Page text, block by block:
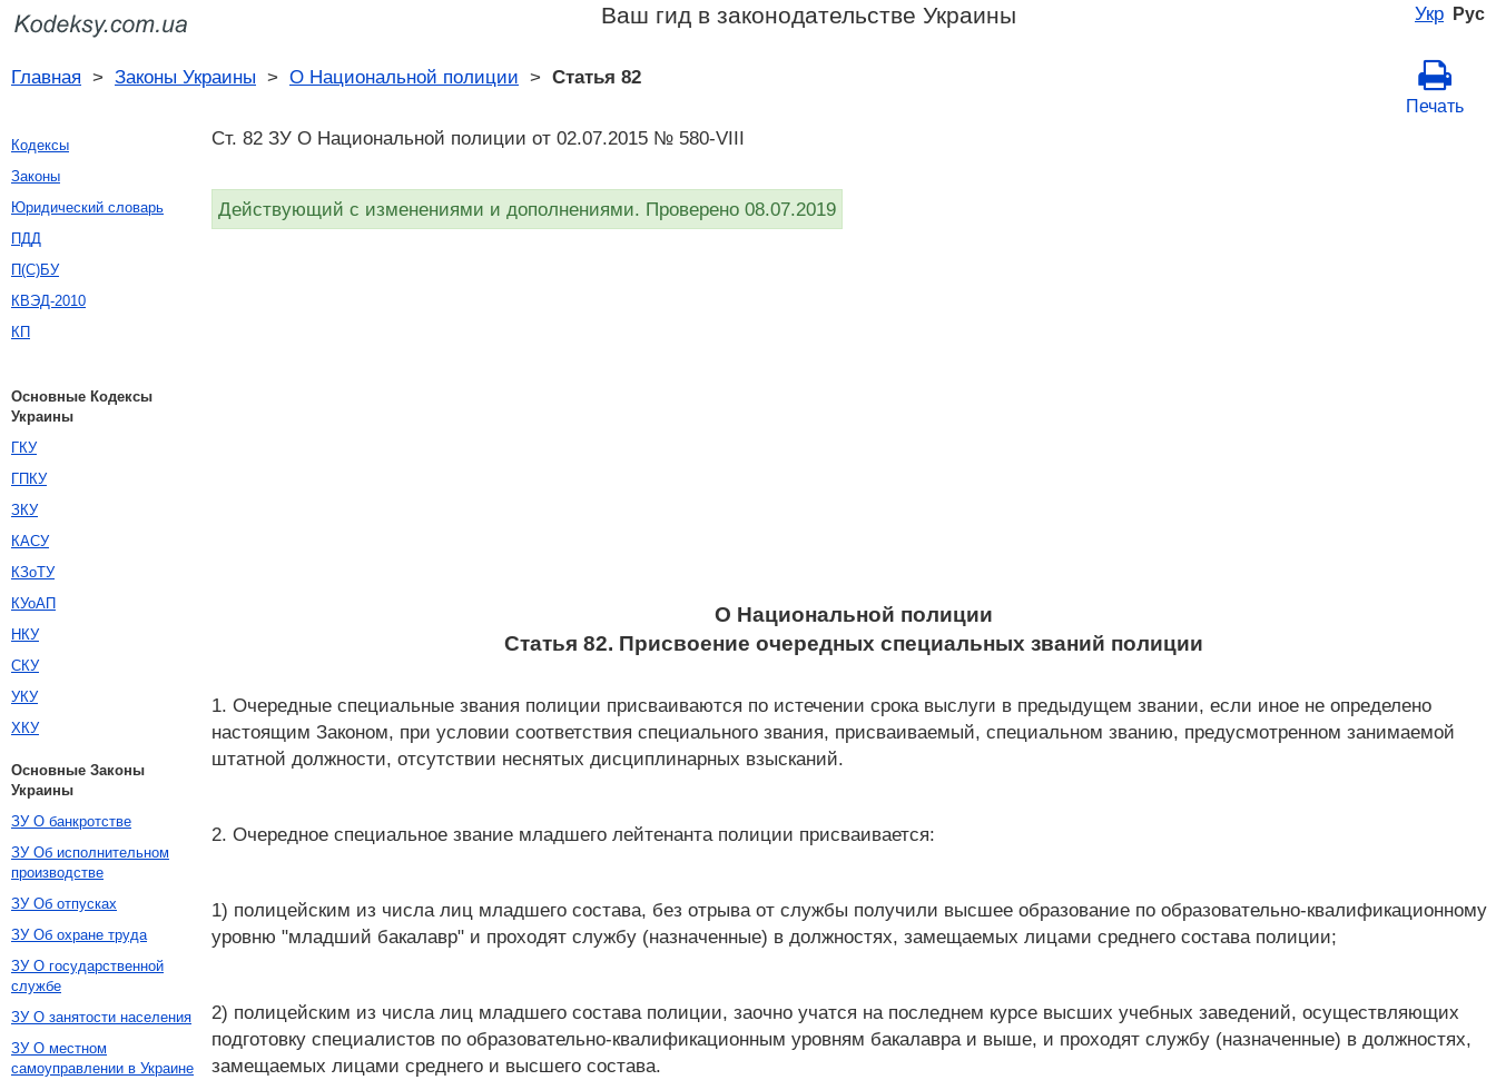
Укр Рус
Ваш гид в законодательстве Украины
Главная > Законы Украины > О Национальной полиции > Статья 82
Печать
Ст. 82 ЗУ О Национальной полиции от 02.07.2015 № 580-VIII
Действующий с изменениями и дополнениями. Проверено 08.07.2019
О Национальной полиции
Статья 82. Присвоение очередных специальных званий полиции
1. Очередные специальные звания полиции присваиваются по истечении срока выслуги в предыдущем звании, если иное не определено
настоящим Законом, при условии соответствия специального звания, присваиваемый, специальном званию, предусмотренном занимаемой
штатной должности, отсутствии неснятых дисциплинарных взысканий.
2. Очередное специальное звание младшего лейтенанта полиции присваивается:
1) полицейским из числа лиц младшего состава, без отрыва от службы получили высшее образование по образовательно-квалификационному
уровню "младший бакалавр" и проходят службу (назначенные) в должностях, замещаемых лицами среднего состава полиции;
2) полицейским из числа лиц младшего состава полиции, заочно учатся на последнем курсе высших учебных заведений, осуществляющих
подготовку специалистов по образовательно-квалификационным уровням бакалавра и выше, и проходят службу (назначенные) в должностях,
замещаемых лицами среднего и высшего состава.
Кодексы
Законы
Юридический словарь
ПДД
П(С)БУ
КВЭД-2010
КП
Основные Кодексы
Украины
ГКУ
ГПКУ
ЗКУ
КАСУ
КЗоТУ
КУоАП
НКУ
СКУ
УКУ
ХКУ
Основные Законы
Украины
ЗУ О банкротстве
ЗУ Об исполнительном
производстве
ЗУ Об отпусках
ЗУ Об охране труда
ЗУ О государственной
службе
ЗУ О занятости населения
ЗУ О местном
самоуправлении в Украине